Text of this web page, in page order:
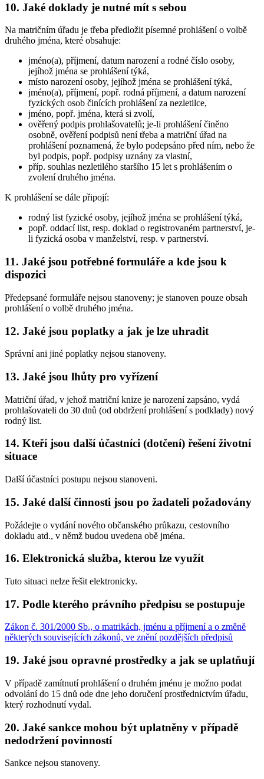
10. Jaké doklady je nutné mít s sebou
Na matričním úřadu je třeba předložit písemné prohlášení o volbě
druhého jména, které obsahuje:
jméno(a), příjmení, datum narození a rodné číslo osoby,
jejíhož jména se prohlášení týká,
místo narození osoby, jejíhož jména se prohlášení týká,
jméno(a), příjmení, popř. rodná příjmení, a datum narození
fyzických osob činících prohlášení za nezletilce,
jméno, popř. jména, která si zvolí,
ověřený podpis prohlašovatelů; je-li prohlášení činěno
osobně, ověření podpisů není třeba a matriční úřad na
prohlášení poznamená, že bylo podepsáno před ním, nebo že
byl podpis, popř. podpisy uznány za vlastní,
příp. souhlas nezletilého staršího 15 let s prohlášením o
zvolení druhého jména.
K prohlášení se dále připojí:
rodný list fyzické osoby, jejíhož jména se prohlášení týká,
popř. oddací list, resp. doklad o registrovaném partnerství, je-
li fyzická osoba v manželství, resp. v partnerství.
11. Jaké jsou potřebné formuláře a kde jsou k
dispozici
Předepsané formuláře nejsou stanoveny; je stanoven pouze obsah
prohlášení o volbě druhého jména.
12. Jaké jsou poplatky a jak je lze uhradit
Správní ani jiné poplatky nejsou stanoveny.
13. Jaké jsou lhůty pro vyřízení
Matriční úřad, v jehož matriční knize je narození zapsáno, vydá
prohlašovateli do 30 dnů (od obdržení prohlášení s podklady) nový
rodný list.
14. Kteří jsou další účastníci (dotčení) řešení životní
situace
Další účastníci postupu nejsou stanoveni.
15. Jaké další činnosti jsou po žadateli požadovány
Požádejte o vydání nového občanského průkazu, cestovního
dokladu atd., v němž budou uvedena obě jména.
16. Elektronická služba, kterou lze využít
Tuto situaci nelze řešit elektronicky.
17. Podle kterého právního předpisu se postupuje
Zákon č. 301/2000 Sb., o matrikách, jménu a příjmení a o změně
některých souvisejících zákonů, ve znění pozdějších předpisů
19. Jaké jsou opravné prostředky a jak se uplatňují
V případě zamítnutí prohlášení o druhém jménu je možno podat
odvolání do 15 dnů ode dne jeho doručení prostřednictvím úřadu,
který rozhodnutí vydal.
20. Jaké sankce mohou být uplatněny v případě
nedodržení povinností
Sankce nejsou stanoveny.